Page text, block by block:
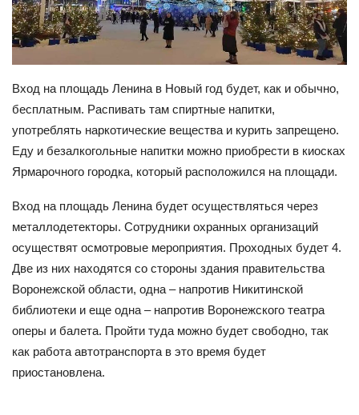
Вход на площадь Ленина в Новый год будет, как и обычно,
бесплатным. Распивать там спиртные напитки,
употреблять наркотические вещества и курить запрещено.
Еду и безалкогольные напитки можно приобрести в киосках
Ярмарочного городка, который расположился на площади.
Вход на площадь Ленина будет осуществляться через
металлодетекторы. Сотрудники охранных организаций
осуществят осмотровые мероприятия. Проходных будет 4.
Две из них находятся со стороны здания правительства
Воронежской области, одна – напротив Никитинской
библиотеки и еще одна – напротив Воронежского театра
оперы и балета. Пройти туда можно будет свободно, так
как работа автотранспорта в это время будет
приостановлена.